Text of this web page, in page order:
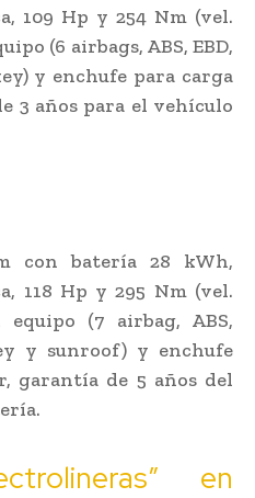
109 Hp y 254 Nm (vel.
(6 airbags, ABS, EBD,
y enchufe para carga
3 años para el vehículo
con batería 28 kWh,
118 Hp y 295 Nm (vel.
(7 airbag, ABS,
y sunroof) y enchufe
garantía de 5 años del
en